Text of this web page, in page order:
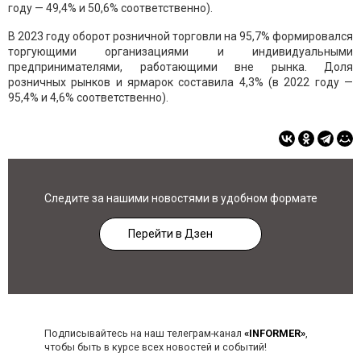
году — 49,4% и 50,6% соответственно).
В 2023 году оборот розничной торговли на 95,7% формировался
торгующими организациями и индивидуальными
предпринимателями, работающими вне рынка. Доля
розничных рынков и ярмарок составила 4,3% (в 2022 году —
95,4% и 4,6% соответственно).
Следите за нашими новостями в удобном формате
Перейти в Дзен
Подписывайтесь на наш телеграм-канал «INFORMER»,
чтобы быть в курсе всех новостей и событий!